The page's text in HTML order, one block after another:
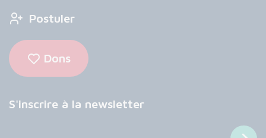
Postuler
Dons
S'inscrire à la newsletter